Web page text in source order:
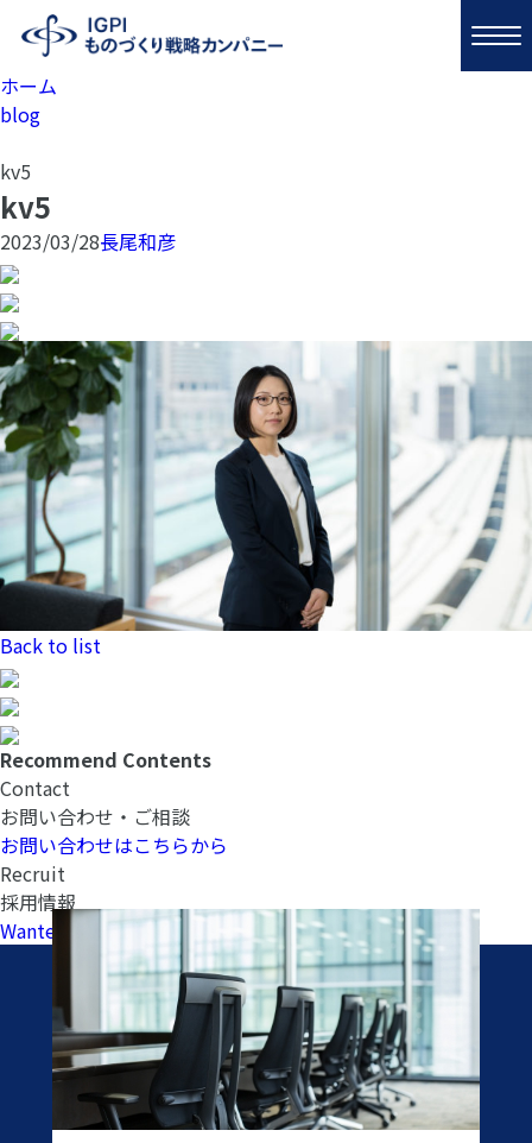
ホーム
blog
kv5
kv5
2023/03/28長尾和彦
Back to list
Recommend Contents
Contact
お問い合わせ・ご相談
お問い合わせはこちらから
Recruit
採用情報
Wantedlyへ